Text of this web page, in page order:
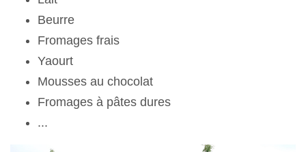
Beurre
Fromages frais
Yaourt
Mousses au chocolat
Fromages à pâtes dures
...